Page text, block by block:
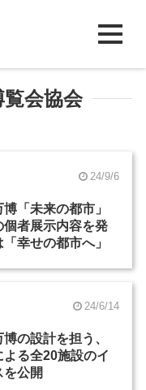
会協会
24/9/6
「未来の都市」
個者展示内容を発
幸せの都市へ」
24/6/14
の設計を担う、
る全20施設のイ
を公開